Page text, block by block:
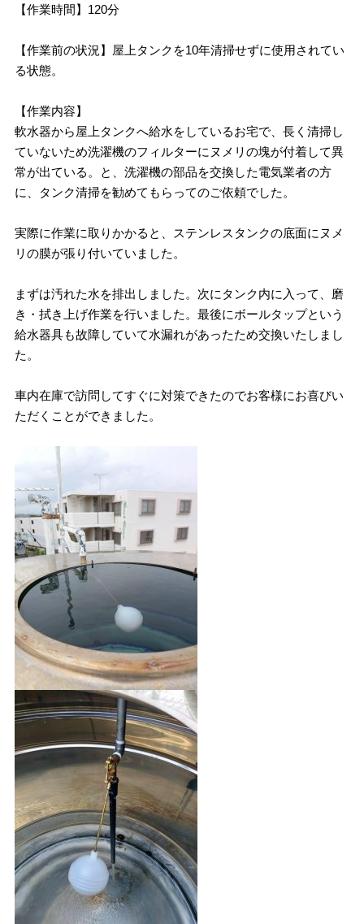
【作業時間】120分
【作業前の状況】屋上タンクを10年清掃せずに使用されてい
る状態。
【作業内容】
軟水器から屋上タンクへ給水をしているお宅で、長く清掃し
ていないため洗濯機のフィルターにヌメリの塊が付着して異
常が出ている。と、洗濯機の部品を交換した電気業者の方
に、タンク清掃を勧めてもらってのご依頼でした。
実際に作業に取りかかると、ステンレスタンクの底面にヌメ
リの膜が張り付いていました。
まずは汚れた水を排出しました。次にタンク内に入って、磨
き・拭き上げ作業を行いました。最後にボールタップという
給水器具も故障していて水漏れがあったため交換いたしまし
た。
車内在庫で訪問してすぐに対策できたのでお客様にお喜びい
ただくことができました。